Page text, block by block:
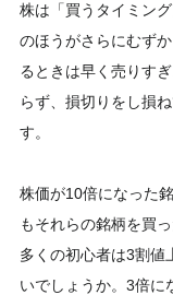
株は「買うタイミン
のほうがさらにむず
るときは早く売りす
らず、損切りをし損
す。
株価が10倍になった
もそれらの銘柄を買
多くの初心者は3割値
いでしょうか。3倍に